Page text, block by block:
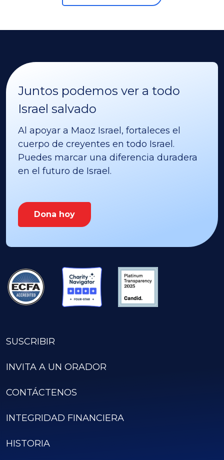
Juntos podemos ver a todo
Israel salvado
Al apoyar a Maoz Israel, fortaleces el
cuerpo de creyentes en todo Israel.
Puedes marcar una diferencia duradera
en el futuro de Israel.
Dona hoy
SUSCRIBIR
INVITA A UN ORADOR
CONTÁCTENOS
INTEGRIDAD FINANCIERA
HISTORIA